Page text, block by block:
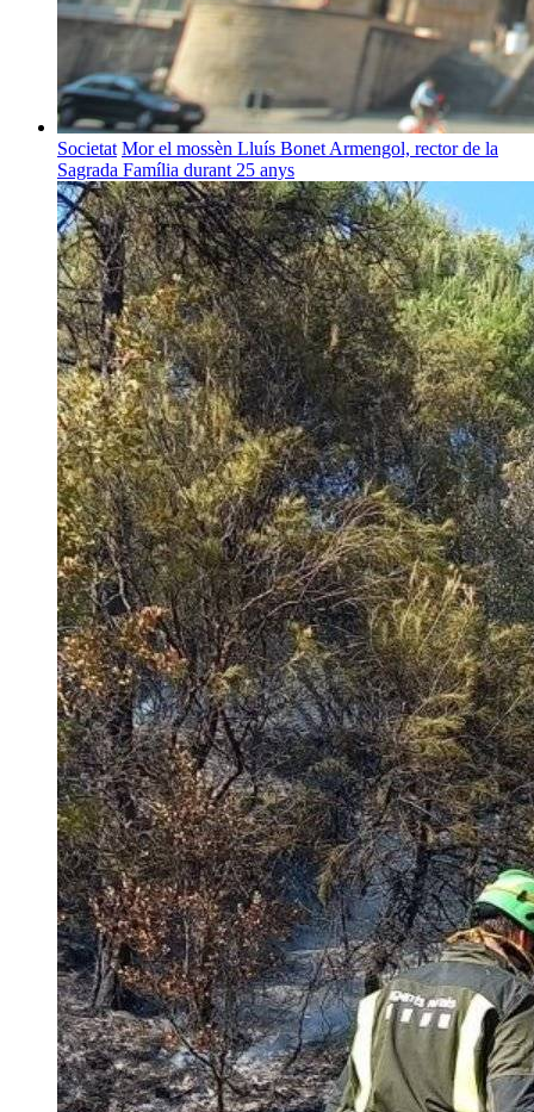
Societat Mor el mossèn Lluís Bonet Armengol, rector de la
Sagrada Família durant 25 anys